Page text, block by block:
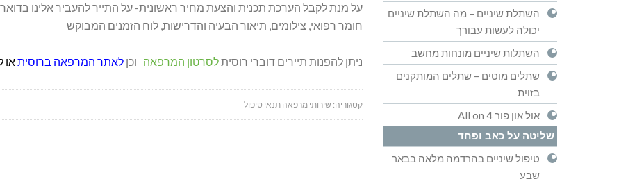
על מנת לקבל הערכת תכנית והצעת מחיר ראשונית- על התייר להעביר אלינו בדואר
חומר רפואי, צילומים, תיאור הבעיה והדרישות, לוח הזמנים המבוקש
ניתן להפנות תיירים דוברי רוסיתלסרטון המרפאה וכן לאתר המרפאה ברוסיתאו
קטגוריה: שירותי מרפאה תנאי טיפול
השתלת שיניים – מה השתלת שיניים
יכולה לעשות עבורך
השתלות שיניים מונחות מחשב
שתלים מוטים – שתלים המותקנים
בזוית
אול און פור All on 4
שליטה על כאב ופחד
טיפול שיניים בהרדמה מלאה בבאר
שבע